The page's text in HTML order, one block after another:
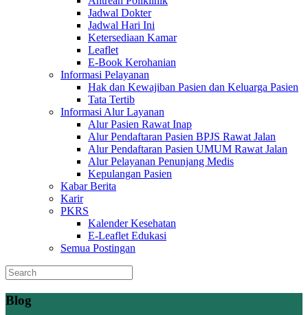
Jadwal Dokter
Jadwal Hari Ini
Ketersediaan Kamar
Leaflet
E-Book Kerohanian
Informasi Pelayanan
Hak dan Kewajiban Pasien dan Keluarga Pasien
Tata Tertib
Informasi Alur Layanan
Alur Pasien Rawat Inap
Alur Pendaftaran Pasien BPJS Rawat Jalan
Alur Pendaftaran Pasien UMUM Rawat Jalan
Alur Pelayanan Penunjang Medis
Kepulangan Pasien
Kabar Berita
Karir
PKRS
Kalender Kesehatan
E-Leaflet Edukasi
Semua Postingan
Blog